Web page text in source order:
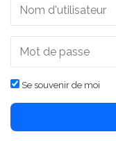
Se souvenir de moi